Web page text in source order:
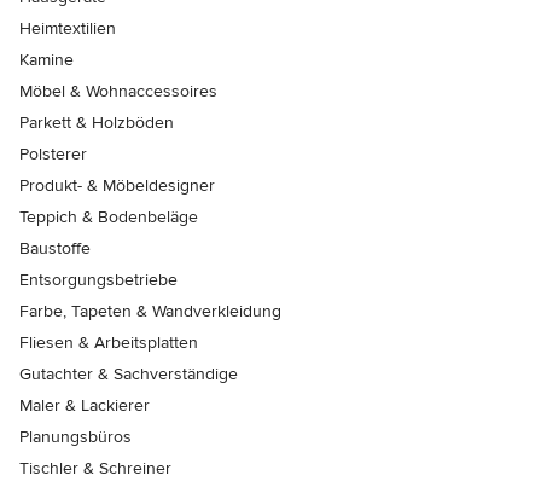
Heimtextilien
Kamine
Möbel & Wohnaccessoires
Parkett & Holzböden
Polsterer
Produkt- & Möbeldesigner
Teppich & Bodenbeläge
Baustoffe
Entsorgungsbetriebe
Farbe, Tapeten & Wandverkleidung
Fliesen & Arbeitsplatten
Gutachter & Sachverständige
Maler & Lackierer
Planungsbüros
Tischler & Schreiner